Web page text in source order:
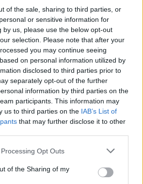
of the sale, sharing to third parties, or
or sensitive information for
by us, please use the below opt-out
selection. Please note that after your
you may continue seeing
on personal information utilized by
disclosed to third parties prior to
separately opt-out of the further
information by third parties on the
participants. This information may
us to third parties on the IAB’s List of
that may further disclose it to other
website/app uses one or more Google
or usage behaviour. You may click to
to Google and its third-party tags to
Opt Outs
of the Sharing of my
velünk…”
21.
tüzértiszt első világháborús
Hősünk piavei védelmi
előjele van, hogy valami